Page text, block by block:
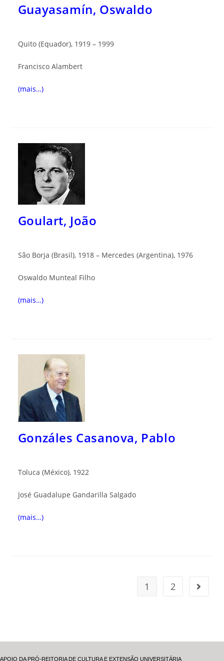
Guayasamín, Oswaldo
Quito (Equador), 1919 – 1999
Francisco Alambert
(mais…)
Goulart, João
São Borja (Brasil), 1918 – Mercedes (Argentina), 1976
Oswaldo Munteal Filho
(mais…)
Gonzáles Casanova, Pablo
Toluca (México), 1922
José Guadalupe Gandarilla Salgado
(mais…)
1 2
APOIO DA PRÓ-REITORIA DE CULTURA E EXTENSÃO UNIVERSITÁRIA